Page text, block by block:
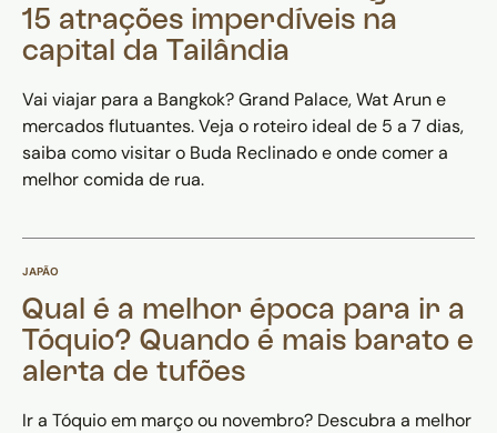
15 atrações imperdíveis na
capital da Tailândia
Vai viajar para a Bangkok? Grand Palace, Wat Arun e
mercados flutuantes. Veja o roteiro ideal de 5 a 7 dias,
saiba como visitar o Buda Reclinado e onde comer a
melhor comida de rua.
JAPÃO
Qual é a melhor época para ir a
Tóquio? Quando é mais barato e
alerta de tufões
Ir a Tóquio em março ou novembro? Descubra a melhor